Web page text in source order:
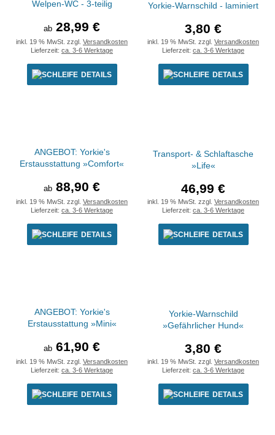
Welpen-WC - 3-teilig
ab 28,99 €
inkl. 19 % MwSt. zzgl. Versandkosten
Lieferzeit: ca. 3-6 Werktage
DETAILS
Yorkie-Warnschild - laminiert
3,80 €
inkl. 19 % MwSt. zzgl. Versandkosten
Lieferzeit: ca. 3-6 Werktage
DETAILS
ANGEBOT: Yorkie's
Erstausstattung »Comfort«
ab 88,90 €
inkl. 19 % MwSt. zzgl. Versandkosten
Lieferzeit: ca. 3-6 Werktage
DETAILS
Transport- & Schlaftasche
»Life«
46,99 €
inkl. 19 % MwSt. zzgl. Versandkosten
Lieferzeit: ca. 3-6 Werktage
DETAILS
ANGEBOT: Yorkie's
Erstausstattung »Mini«
ab 61,90 €
inkl. 19 % MwSt. zzgl. Versandkosten
Lieferzeit: ca. 3-6 Werktage
DETAILS
Yorkie-Warnschild
»Gefährlicher Hund«
3,80 €
inkl. 19 % MwSt. zzgl. Versandkosten
Lieferzeit: ca. 3-6 Werktage
DETAILS